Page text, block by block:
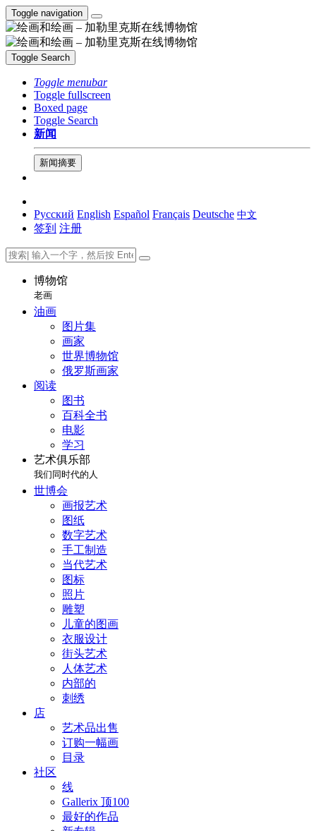
Toggle navigation
Toggle Search
Toggle menubar
Toggle fullscreen
Boxed page
Toggle Search
新闻
新闻摘要
Русский English Español Français Deutsche 中文
签到 注册
博物馆
老画
油画
图片集
画家
世界博物馆
俄罗斯画家
阅读
图书
百科全书
电影
学习
艺术俱乐部
我们同时代的人
世博会
画报艺术
图纸
数字艺术
手工制造
当代艺术
图标
照片
雕塑
儿童的图画
衣服设计
街头艺术
人体艺术
内部的
刺绣
店
艺术品出售
订购一幅画
目录
社区
线
Gallerix 顶100
最好的作品